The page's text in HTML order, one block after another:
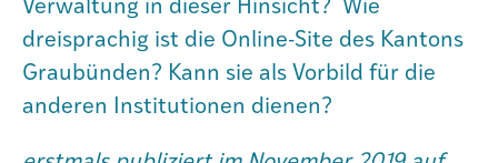
Verwaltung in dieser Hinsicht? Wie
dreisprachig ist die Online-Site des Kantons
Graubünden? Kann sie als Vorbild für die
anderen Institutionen dienen?